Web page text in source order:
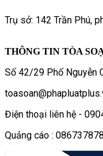
Trụ sở: 142 Trần Phú,
THÔNG TIN TÒA
Số 42/29 Phố Nguyễn
Điện thoại liên hệ -
Quảng cáo :